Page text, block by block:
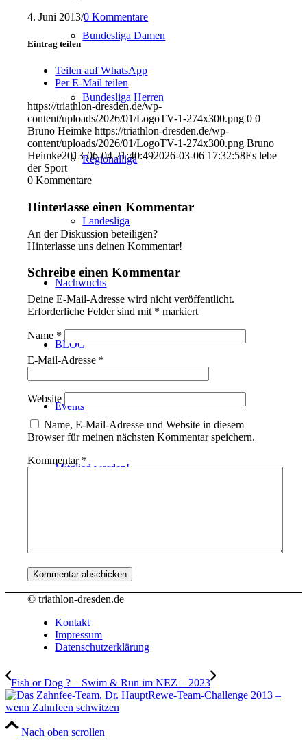
Bundesliga Damen
Bundesliga Herren
Regionalliga
Landesliga
Nachwuchs
BLOG
Events
Mitglied werden!
4. Juni 2013/0 Kommentare
Eintrag teilen
Teilen auf WhatsApp
Per E-Mail teilen
https://triathlon-dresden.de/wp-
content/uploads/2026/01/LogoTV-1-274x300.png 0 0
Bruno Heimke https://triathlon-dresden.de/wp-
content/uploads/2026/01/LogoTV-1-274x300.png Bruno
Heimke2013-06-04 21:40:492026-03-06 17:32:58Es lebe
der Sport
0 Kommentare
Hinterlasse einen Kommentar
An der Diskussion beteiligen?
Hinterlasse uns deinen Kommentar!
Schreibe einen Kommentar
Deine E-Mail-Adresse wird nicht veröffentlicht.
Erforderliche Felder sind mit * markiert
Name *
E-Mail-Adresse *
Website
Name, E-Mail-Adresse und Website in diesem
Browser für meinen nächsten Kommentar speichern.
Kommentar *
© triathlon-dresden.de
Kontakt
Impressum
Datenschutzerklärung
Fish or Dog ? – Swim & Run im NEZ – 2023
Rewe-Team-Challenge 2013 –
wenn Zahnfeen schwitzen
Nach oben scrollen